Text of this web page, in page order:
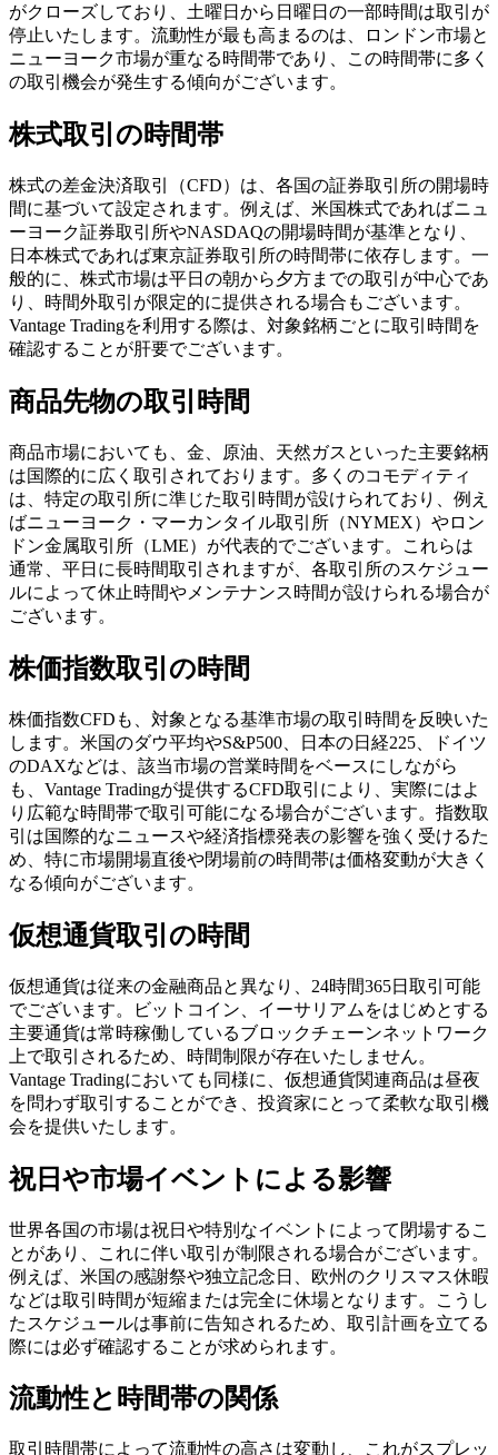
がクローズしており、土曜日から日曜日の一部時間は取引が
停止いたします。流動性が最も高まるのは、ロンドン市場と
ニューヨーク市場が重なる時間帯であり、この時間帯に多く
の取引機会が発生する傾向がございます。
株式取引の時間帯
株式の差金決済取引（CFD）は、各国の証券取引所の開場時
間に基づいて設定されます。例えば、米国株式であればニュ
ーヨーク証券取引所やNASDAQの開場時間が基準となり、
日本株式であれば東京証券取引所の時間帯に依存します。一
般的に、株式市場は平日の朝から夕方までの取引が中心であ
り、時間外取引が限定的に提供される場合もございます。
Vantage Tradingを利用する際は、対象銘柄ごとに取引時間を
確認することが肝要でございます。
商品先物の取引時間
商品市場においても、金、原油、天然ガスといった主要銘柄
は国際的に広く取引されております。多くのコモディティ
は、特定の取引所に準じた取引時間が設けられており、例え
ばニューヨーク・マーカンタイル取引所（NYMEX）やロン
ドン金属取引所（LME）が代表的でございます。これらは
通常、平日に長時間取引されますが、各取引所のスケジュー
ルによって休止時間やメンテナンス時間が設けられる場合が
ございます。
株価指数取引の時間
株価指数CFDも、対象となる基準市場の取引時間を反映いた
します。米国のダウ平均やS&P500、日本の日経225、ドイツ
のDAXなどは、該当市場の営業時間をベースにしながら
も、Vantage Tradingが提供するCFD取引により、実際にはよ
り広範な時間帯で取引可能になる場合がございます。指数取
引は国際的なニュースや経済指標発表の影響を強く受けるた
め、特に市場開場直後や閉場前の時間帯は価格変動が大きく
なる傾向がございます。
仮想通貨取引の時間
仮想通貨は従来の金融商品と異なり、24時間365日取引可能
でございます。ビットコイン、イーサリアムをはじめとする
主要通貨は常時稼働しているブロックチェーンネットワーク
上で取引されるため、時間制限が存在いたしません。
Vantage Tradingにおいても同様に、仮想通貨関連商品は昼夜
を問わず取引することができ、投資家にとって柔軟な取引機
会を提供いたします。
祝日や市場イベントによる影響
世界各国の市場は祝日や特別なイベントによって閉場するこ
とがあり、これに伴い取引が制限される場合がございます。
例えば、米国の感謝祭や独立記念日、欧州のクリスマス休暇
などは取引時間が短縮または完全に休場となります。こうし
たスケジュールは事前に告知されるため、取引計画を立てる
際には必ず確認することが求められます。
流動性と時間帯の関係
取引時間帯によって流動性の高さは変動し、これがスプレッ